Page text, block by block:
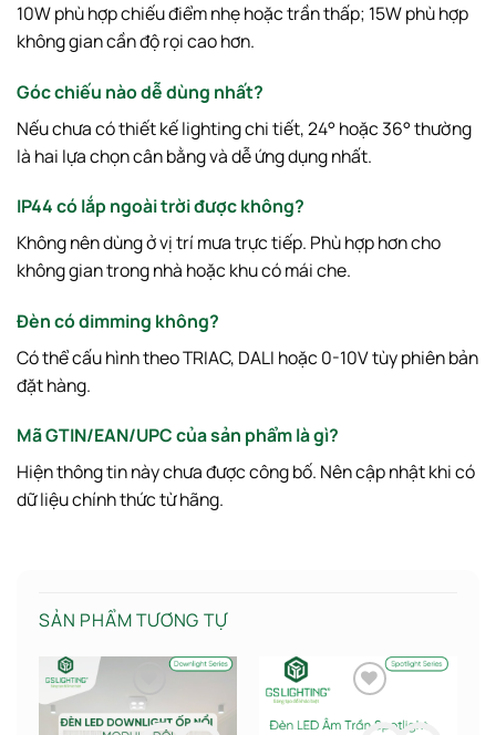
10W phù hợp chiếu điểm nhẹ hoặc trần thấp; 15W phù hợp
không gian cần độ rọi cao hơn.
Góc chiếu nào dễ dùng nhất?
Nếu chưa có thiết kế lighting chi tiết, 24° hoặc 36° thường
là hai lựa chọn cân bằng và dễ ứng dụng nhất.
IP44 có lắp ngoài trời được không?
Không nên dùng ở vị trí mưa trực tiếp. Phù hợp hơn cho
không gian trong nhà hoặc khu có mái che.
Đèn có dimming không?
Có thể cấu hình theo TRIAC, DALI hoặc 0-10V tùy phiên bản
đặt hàng.
Mã GTIN/EAN/UPC của sản phẩm là gì?
Hiện thông tin này chưa được công bố. Nên cập nhật khi có
dữ liệu chính thức từ hãng.
SẢN PHẨM TƯƠNG TỰ